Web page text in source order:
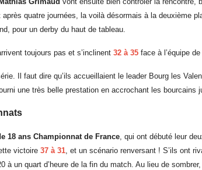
après quatre journées, la voilà désormais à la deuxième
pour un derby du haut de tableau.
toujours pas et s’inclinent 32 à 35 face à l’équipe de
Il faut dire qu’ils accueillaient le leader Bourg les
une très belle prestation en accrochant les bourcains
18 ans Championnat de France , qui ont débuté leur
victoire 37 à 31 , et un scénario renversant ! S’ils ont
un quart d’heure de la fin du match. Au lieu de